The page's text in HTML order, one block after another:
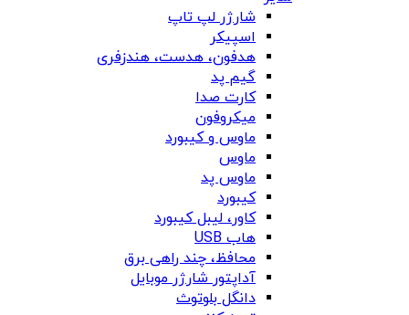
شارژر لپ تاپ
اسپیکر
هدفون، هدست، هندزفری
گیم پد
کارت صدا
میکروفون
ماوس و کیبورد
ماوس
ماوس پد
کیبورد
کاور، لیبل کیبورد
هاب USB
محافظ، چند راهی برق
آداپتور شارژر موبایل
دانگل بلوتوث